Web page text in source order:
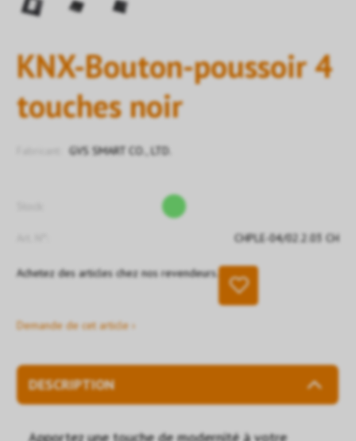
KNX-Bouton-poussoir 4
touches noir
GVS SMART CO., LTD.
CHPLE-04/02.2.03 CH
Achetez des articles chez nos revendeurs.
Demande de cet article ›
DESCRIPTION